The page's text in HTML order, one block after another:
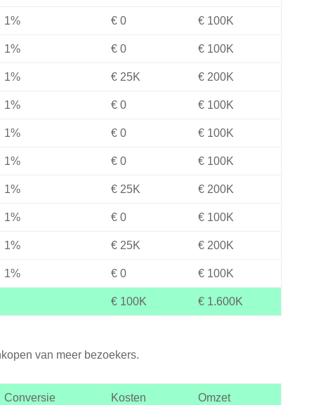
1% € 0 € 100K
1% € 0 € 100K
1% € 25K € 200K
1% € 0 € 100K
1% € 0 € 100K
1% € 0 € 100K
1% € 25K € 200K
1% € 0 € 100K
1% € 25K € 200K
1% € 0 € 100K
€ 100K € 1.600K
van meer bezoekers.
Conversie Kosten Omzet